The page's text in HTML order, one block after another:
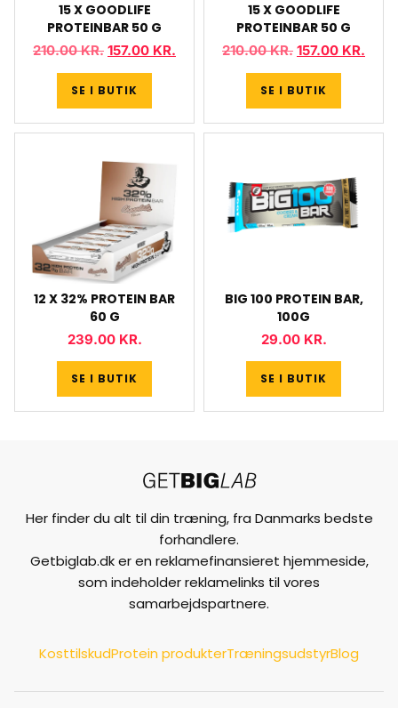
15 X GOODLIFE
PROTEINBAR 50 G
210.00KR. 157.00 KR.
SE I BUTIK
15 X GOODLIFE
PROTEINBAR 50 G
210.00KR. 157.00 KR.
SE I BUTIK
12 X 32% PROTEIN BAR
60 G
239.00 KR.
SE I BUTIK
BIG 100 PROTEIN BAR,
100G
29.00 KR.
SE I BUTIK
Her finder du alt til din træning, fra Danmarks bedste
forhandlere.
Getbiglab.dk er en reklamefinansieret hjemmeside,
som indeholder reklamelinks til vores
samarbejdspartnere.
KosttilskudProtein produkterTræningsudstyrBlog